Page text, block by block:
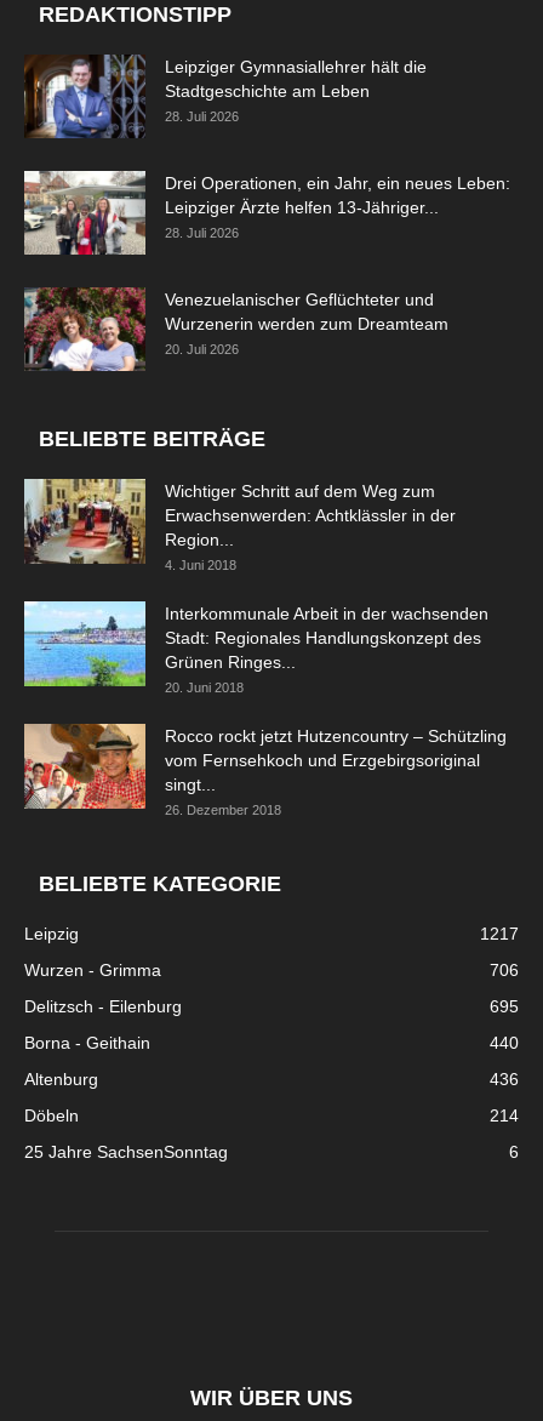
REDAKTIONSTIPP
Leipziger Gymnasiallehrer hält die
Stadtgeschichte am Leben
28. Juli 2026
Drei Operationen, ein Jahr, ein neues Leben:
Leipziger Ärzte helfen 13-Jähriger...
28. Juli 2026
Venezuelanischer Geflüchteter und
Wurzenerin werden zum Dreamteam
20. Juli 2026
BELIEBTE BEITRÄGE
Wichtiger Schritt auf dem Weg zum
Erwachsenwerden: Achtklässler in der
Region...
4. Juni 2018
Interkommunale Arbeit in der wachsenden
Stadt: Regionales Handlungskonzept des
Grünen Ringes...
20. Juni 2018
Rocco rockt jetzt Hutzencountry – Schützling
vom Fernsehkoch und Erzgebirgsoriginal
singt...
26. Dezember 2018
BELIEBTE KATEGORIE
Leipzig
1217
Wurzen - Grimma
706
Delitzsch - Eilenburg
695
Borna - Geithain
440
Altenburg
436
Döbeln
214
25 Jahre SachsenSonntag
6
WIR ÜBER UNS